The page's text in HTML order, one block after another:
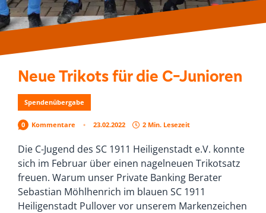
Neue Trikots für die C-Junioren
Spendenübergabe
0 Kommentare 23.02.2022 2 Min. Lesezeit
Die C-Jugend des SC 1911 Heiligenstadt e.V. konnte
sich im Februar über einen nagelneuen Trikotsatz
freuen. Warum unser Private Banking Berater
Sebastian Möhlhenrich im blauen SC 1911
Heiligenstadt Pullover vor unserem Markenzeichen